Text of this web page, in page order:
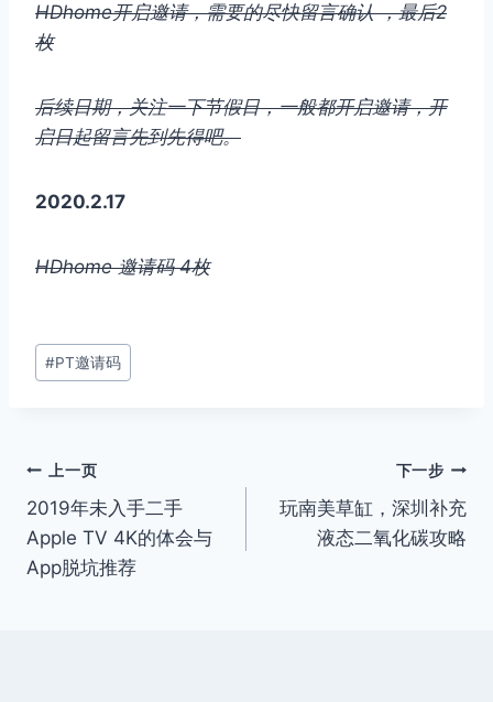
HDhome开启邀请，需要的尽快留言确认 ，最后2
枚
后续日期，关注一下节假日，一般都开启邀请，开
启日起留言先到先得吧。
2020.2.17
HDhome 邀请码 4枚
文
章
#PT邀请码
文
章
导
上一页
2019年未入手二手
Apple TV 4K的体会与
App脱坑推荐
下一步
玩南美草缸，深圳补充
液态二氧化碳攻略